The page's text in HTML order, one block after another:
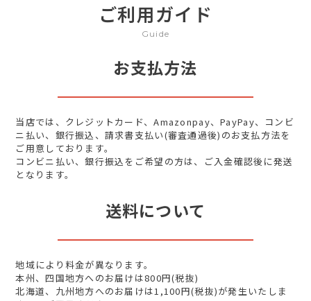
ご利用ガイド
Guide
お支払方法
当店では、クレジットカード、Amazonpay、PayPay、コンビ
ニ払い、銀行振込、請求書支払い(審査通過後)のお支払方法を
ご用意しております。
コンビニ払い、銀行振込をご希望の方は、ご入金確認後に発送
となります。
送料について
地域により料金が異なります。
本州、四国地方へのお届けは800円(税抜)
北海道、九州地方へのお届けは1,100円(税抜)が発生いたしま